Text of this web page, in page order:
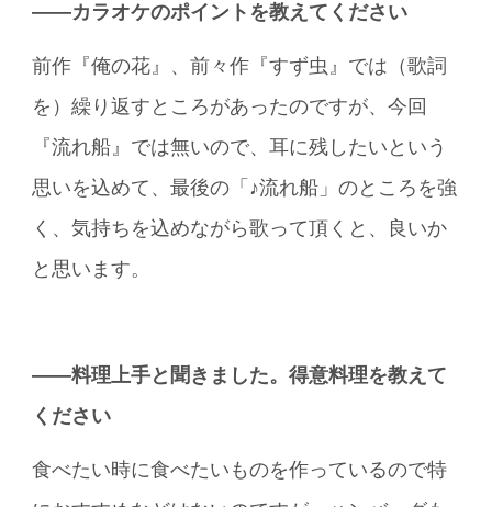
――カラオケのポイントを教えてください
前作『俺の花』、前々作『すず虫』では（歌詞
を）繰り返すところがあったのですが、今回
『流れ船』では無いので、耳に残したいという
思いを込めて、最後の「♪流れ船」のところを強
く、気持ちを込めながら歌って頂くと、良いか
と思います。
――料理上手と聞きました。得意料理を教えて
ください
食べたい時に食べたいものを作っているので特